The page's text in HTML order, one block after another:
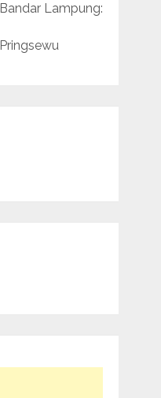
Lampung: